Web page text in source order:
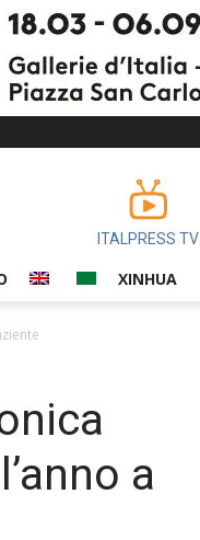
ITALPRESS TV
XINHUA
a